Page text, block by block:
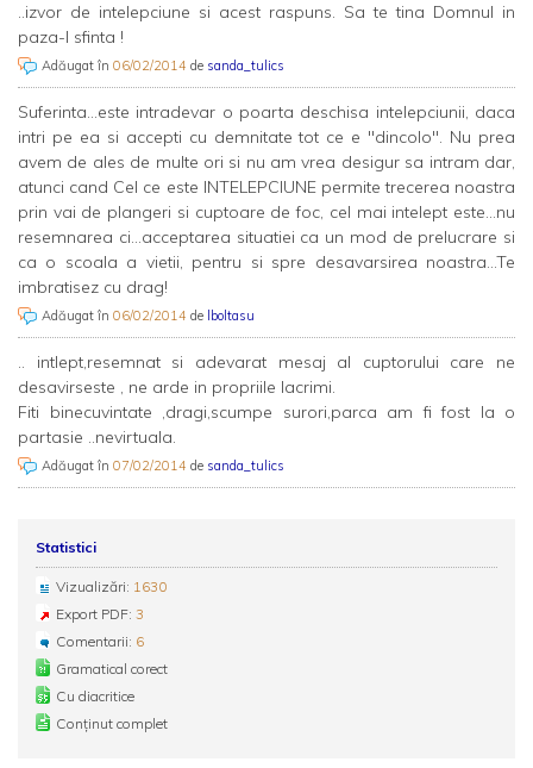
..izvor de intelepciune si acest raspuns. Sa te tina Domnul in
paza-I sfinta !
Adăugat în 06/02/2014 de sanda_tulics
Suferinta...este intradevar o poarta deschisa intelepciunii, daca
intri pe ea si accepti cu demnitate tot ce e "dincolo". Nu prea
avem de ales de multe ori si nu am vrea desigur sa intram dar,
atunci cand Cel ce este INTELEPCIUNE permite trecerea noastra
prin vai de plangeri si cuptoare de foc, cel mai intelept este...nu
resemnarea ci...acceptarea situatiei ca un mod de prelucrare si
ca o scoala a vietii, pentru si spre desavarsirea noastra...Te
imbratisez cu drag!
Adăugat în 06/02/2014 de lboltasu
.. intlept,resemnat si adevarat mesaj al cuptorului care ne
desavirseste , ne arde in propriile lacrimi.
Fiti binecuvintate ,dragi,scumpe surori,parca am fi fost la o
partasie ..nevirtuala.
Adăugat în 07/02/2014 de sanda_tulics
Statistici
Vizualizări: 1630
Export PDF: 3
Comentarii: 6
Gramatical corect
Cu diacritice
Conținut complet